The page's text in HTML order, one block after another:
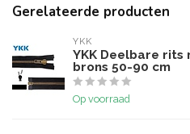
Gerelateerde producten
YKK
YKK Deelbare rits
brons 50-90 cm
Op voorraad